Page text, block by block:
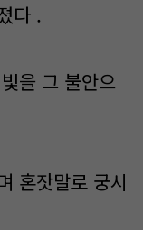
다 .
을 그 불안으
혼잣말로 궁시